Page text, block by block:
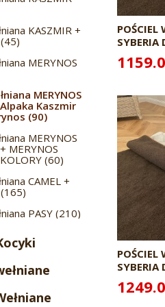
Merynos
MERYNOS
Kaszmir
(36)
MERYNOS
MERYNOS
(24)
(138)
(60)
PASY (84)
Alpaka Kaszmir
(18)
MERYNOS
(12)
KASZMIR +
MERYNOS
MERYNOS
Alpaka Kaszmir
(90)
MERYNOS
MERYNOS
(60)
CAMEL +
PASY (210)
(14)
ALPAKA
POŚCIEL
SYBERIA
CARO
POŚCIEL
SYBERIA
CARO